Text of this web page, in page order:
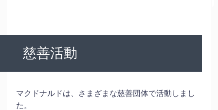
慈善活動
マクドナルドは、さまざまな慈善団体で活動しまし
た。